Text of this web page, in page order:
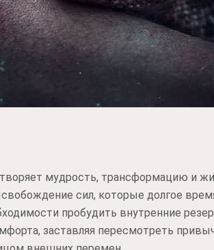
мудрость, трансформацию и
сил, которые долгое
пробудить внутренние
заставляя пересмотреть